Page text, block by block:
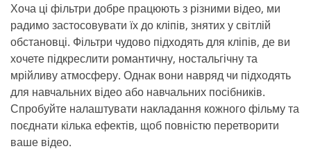
Хоча ці фільтри добре працюють з різними відео, ми
радимо застосовувати їх до кліпів, знятих у світлій
обстановці. Фільтри чудово підходять для кліпів, де ви
хочете підкреслити романтичну, ностальгічну та
мрійливу атмосферу. Однак вони навряд чи підходять
для навчальних відео або навчальних посібників.
Спробуйте налаштувати накладання кожного фільму та
поєднати кілька ефектів, щоб повністю перетворити
ваше відео.